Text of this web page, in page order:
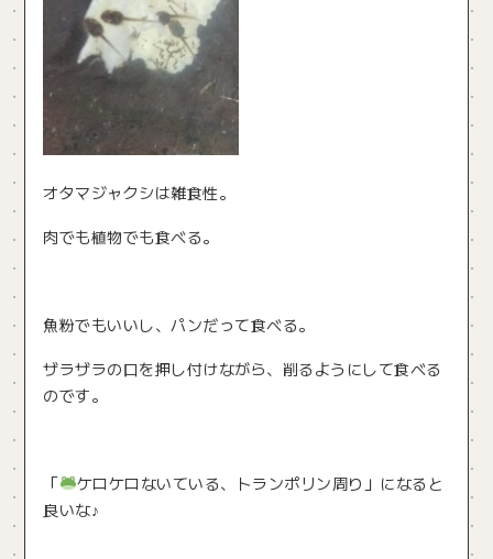
オタマジャクシは雑食性。
肉でも植物でも食べる。
魚粉でもいいし、パンだって食べる。
ザラザラの口を押し付けながら、削るようにして食べる
のです。
「
ケロケロないている、トランポリン周り」になると
良いな♪